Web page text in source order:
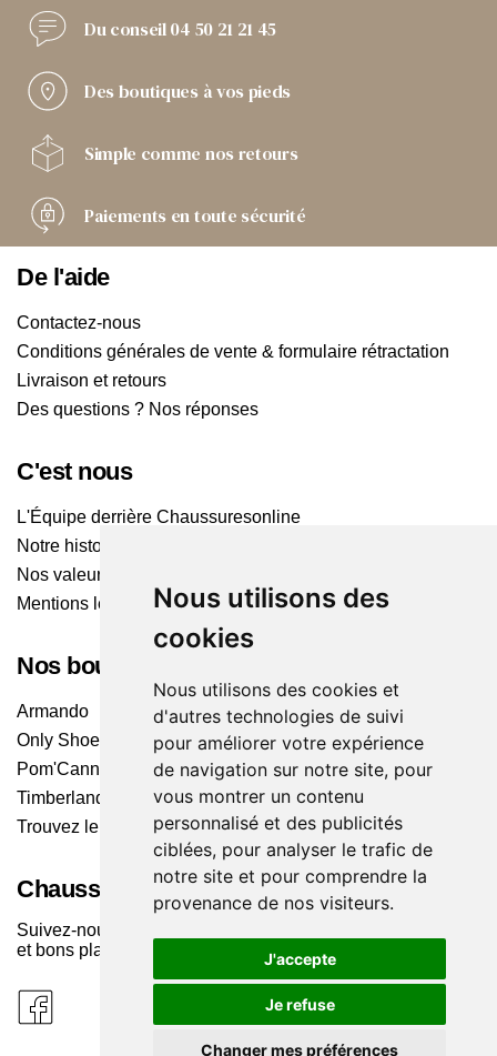
Nous utilisons des
cookies
Nous utilisons des cookies et
d'autres technologies de suivi
pour améliorer votre expérience
de navigation sur notre site, pour
vous montrer un contenu
personnalisé et des publicités
ciblées, pour analyser le trafic de
notre site et pour comprendre la
provenance de nos visiteurs.
J'accepte
Je refuse
Changer mes préférences
Du conseil04 50 21 21 45
Des boutiques à vos pieds
Simple comme nos retours
Paiements en toute sécurité
De l'aide
Contactez-nous
Conditions générales de vente & formulaire rétractation
Livraison et retours
Des questions ? Nos réponses
C'est nous
L'Équipe derrière Chaussuresonline
Notre histoire
Nos valeurs
Mentions légales
Nos boutiques
Armando
Only Shoes
Pom'Cannelle
Timberland
Trouvez le magasin le plus proche
Chaussuresonline sur les Médias sociaux
Suivez-nous sur les réseaux pour les dernières tendances
et bons plans !